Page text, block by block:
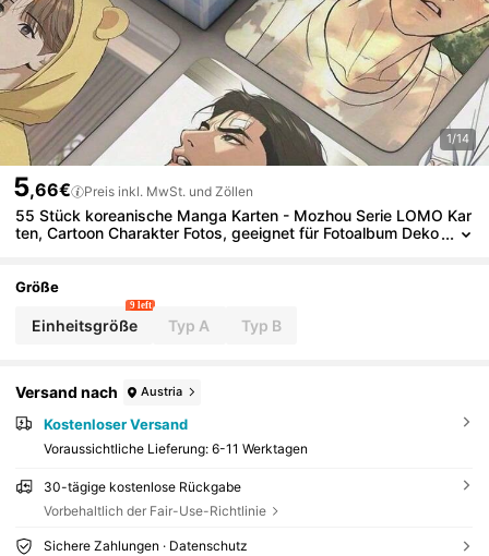
1/14
5,66€ Preis inkl. MwSt. und Zöllen
55 Stück koreanische Manga Karten - Mozhou Serie LOMO Kar
ten, Cartoon Charakter Fotos, geeignet für Fotoalbum Deko
Größe
Einheitsgröße
9 left
Typ A Typ B
Versand nach Austria
Kostenloser Versand
Voraussichtliche Lieferung: 6-11 Werktagen
30-tägige kostenlose Rückgabe
Vorbehaltlich der Fair-Use-Richtlinie
Sichere Zahlungen · Datenschutz